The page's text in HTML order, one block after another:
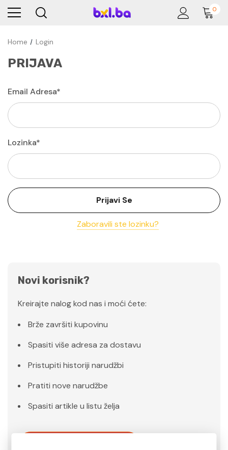
0
Home Login
PRIJAVA
Email Adresa*
Lozinka*
Zaboravili ste lozinku?
Novi korisnik?
Kreirajte nalog kod nas i moći ćete:
Brže završiti kupovinu
Spasiti više adresa za dostavu
Pristupiti historiji narudžbi
Pratiti nove narudžbe
Spasiti artikle u listu želja